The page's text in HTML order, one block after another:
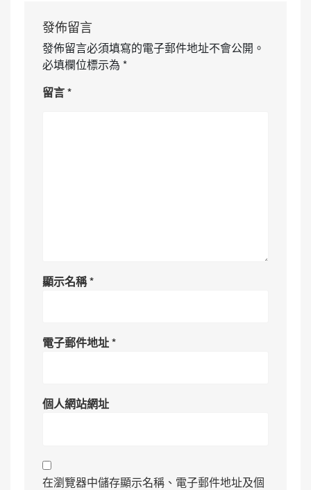
發佈留言
發佈留言必須填寫的電子郵件地址不會公開。
必填欄位標示為 *
留言*
顯示名稱*
電子郵件地址*
個人網站網址
在瀏覽器中儲存顯示名稱、電子郵件地址及個